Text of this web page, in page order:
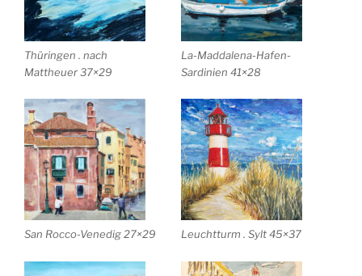
Thüringen . nach
Mattheuer 37×29
La-Maddalena-Hafen-
Sardinien 41×28
San Rocco-Venedig 27×29 Leuchtturm . Sylt 45×37